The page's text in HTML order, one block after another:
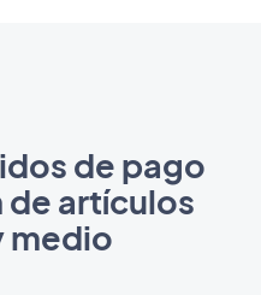
de pago
de artículos
medio